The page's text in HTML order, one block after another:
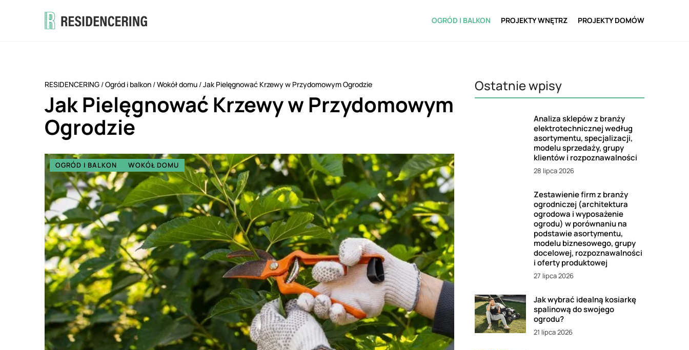
OGRÓD I BALKON PROJEKTY WNĘTRZ PROJEKTY DOMÓW
RESIDENCERING /Ogród i balkon /Wokół domu /Jak Pielęgnować Krzewy w Przydomowym Ogrodzie
Jak Pielęgnować Krzewy w Przydomowym
Ogrodzie
OGRÓD I BALKON WOKÓŁ DOMU
Ostatnie wpisy
Analiza sklepów z branży
elektrotechnicznej według
asortymentu, specjalizacji,
modelu sprzedaży, grupy
klientów i rozpoznawalności
28 lipca 2026
Zestawienie firm z branży
ogrodniczej (architektura
ogrodowa i wyposażenie
ogrodu) w porównaniu na
podstawie asortymentu,
modelu biznesowego, grupy
docelowej, rozpoznawalności
i oferty produktowej
27 lipca 2026
Jak wybrać idealną kosiarkę
spalinową do swojego
ogrodu?
21 lipca 2026